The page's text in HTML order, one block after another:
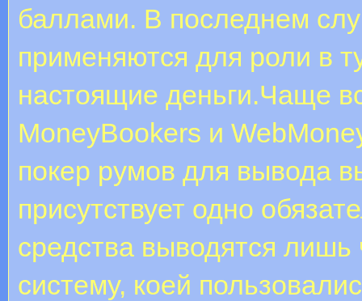
баллами. В последнем
применяются для роли в
настоящие деньги.Чаще
MoneyBookers и
покер румов для вывода
присутствует одно
средства выводятся лишь
систему, коей